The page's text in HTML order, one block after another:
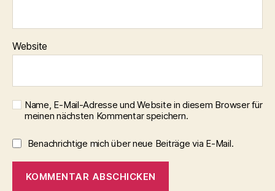
Website
Name, E-Mail-Adresse und Website in diesem Browser für
meinen nächsten Kommentar speichern.
Benachrichtige mich über neue Beiträge via E-Mail.